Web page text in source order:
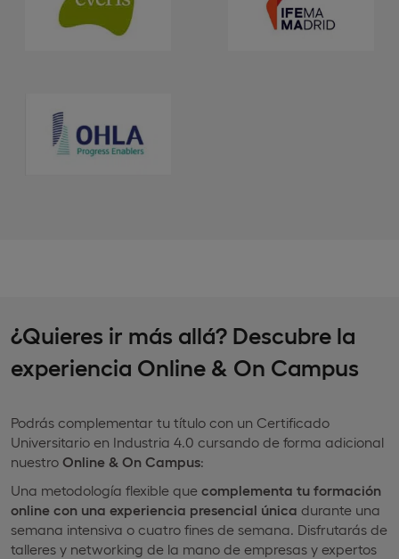
¿Quieres ir más allá? Descubre la
experiencia Online & On Campus
Podrás complementar tu título con un Certificado
Universitario en Industria 4.0 cursando de forma adicional
nuestro Online & On Campus:
Una metodología flexible que complementa tu formación
online con una experiencia presencial única durante una
semana intensiva o cuatro fines de semana. Disfrutarás de
talleres y networking de la mano de empresas y expertos